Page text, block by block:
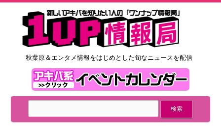
秋葉原＆エンタメ情報をはじめとした旬なニュースを配信